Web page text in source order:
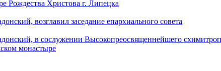
Рождества Христова г. Липецка
возглавил заседание епархиального совета
в сослужении Высокопреосвященнейшего
монастыре